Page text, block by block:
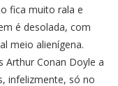
fica muito rala e
é desolada, com
meio alienígena.
Arthur Conan Doyle a
infelizmente, só no